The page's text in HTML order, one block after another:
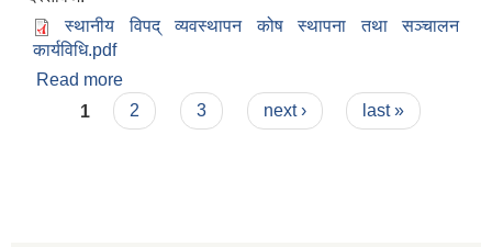
स्थानीय विपद् व्यवस्थापन कोष स्थापना तथा सञ्चालन
कार्यविधि.pdf
Read more
सञ्चालन कार्यविधि
Pages
1 2 3 next › last »